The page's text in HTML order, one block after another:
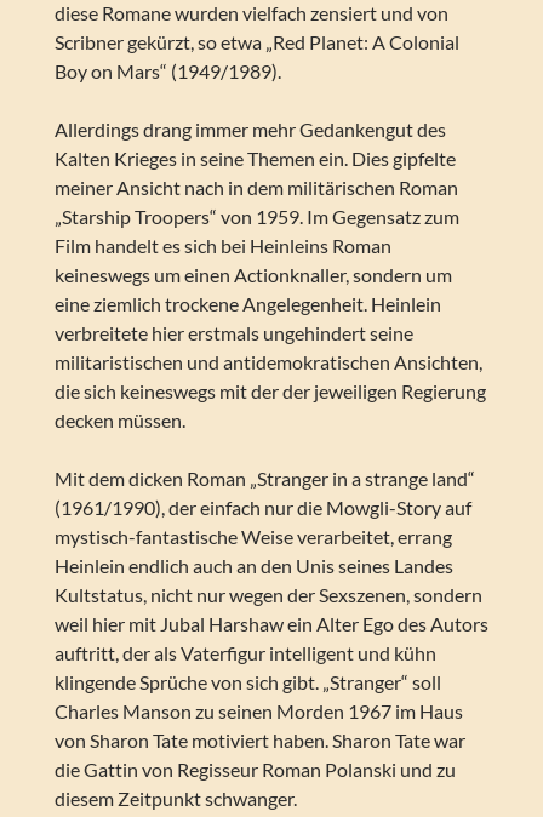
diese Romane wurden vielfach zensiert und von
Scribner gekürzt, so etwa „Red Planet: A Colonial
Boy on Mars“ (1949/1989).
Allerdings drang immer mehr Gedankengut des
Kalten Krieges in seine Themen ein. Dies gipfelte
meiner Ansicht nach in dem militärischen Roman
„Starship Troopers“ von 1959. Im Gegensatz zum
Film handelt es sich bei Heinleins Roman
keineswegs um einen Actionknaller, sondern um
eine ziemlich trockene Angelegenheit. Heinlein
verbreitete hier erstmals ungehindert seine
militaristischen und antidemokratischen Ansichten,
die sich keineswegs mit der der jeweiligen Regierung
decken müssen.
Mit dem dicken Roman „Stranger in a strange land“
(1961/1990), der einfach nur die Mowgli-Story auf
mystisch-fantastische Weise verarbeitet, errang
Heinlein endlich auch an den Unis seines Landes
Kultstatus, nicht nur wegen der Sexszenen, sondern
weil hier mit Jubal Harshaw ein Alter Ego des Autors
auftritt, der als Vaterfigur intelligent und kühn
klingende Sprüche von sich gibt. „Stranger“ soll
Charles Manson zu seinen Morden 1967 im Haus
von Sharon Tate motiviert haben. Sharon Tate war
die Gattin von Regisseur Roman Polanski und zu
diesem Zeitpunkt schwanger.